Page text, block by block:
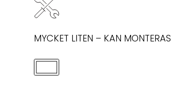
MYCKET LITEN – KAN